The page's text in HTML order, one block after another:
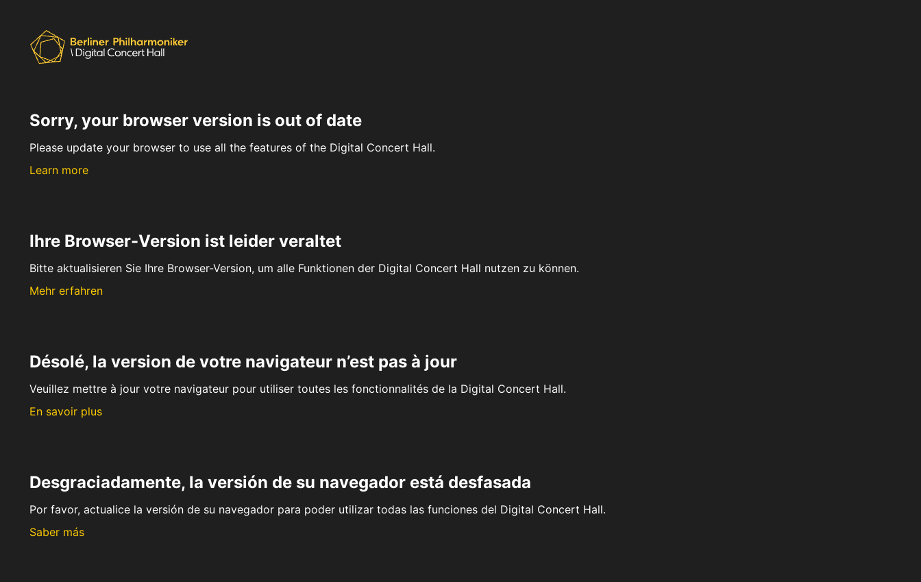
Sorry, your browser version is out of date
Please update your browser to use all the features of the Digital Concert Hall.
Learn more
Ihre Browser-Version ist leider veraltet
Bitte aktualisieren Sie Ihre Browser-Version, um alle Funktionen der Digital Concert Hall nutzen zu können.
Mehr erfahren
Désolé, la version de votre navigateur n’est pas à jour
Veuillez mettre à jour votre navigateur pour utiliser toutes les fonctionnalités de la Digital Concert Hall.
En savoir plus
Desgraciadamente, la versión de su navegador está desfasada
Por favor, actualice la versión de su navegador para poder utilizar todas las funciones del Digital Concert Hall.
Saber más